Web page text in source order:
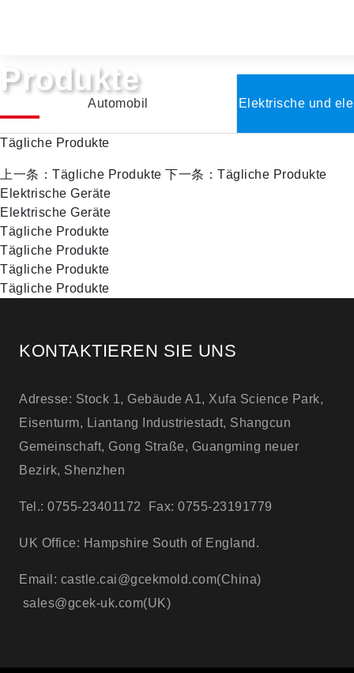
Produkte
Automobil Elektrische und
Tägliche Produkte
上一条：Tägliche Produkte 下一条：Tägliche Produkte
Elektrische Geräte
Elektrische Geräte
Tägliche Produkte
Tägliche Produkte
Tägliche Produkte
Tägliche Produkte
KONTAKTIEREN SIE UNS
Adresse: Stock 1, Gebäude A1, Xufa Science Park,
Eisenturm, Liantang Industriestadt, Shangcun
Gemeinschaft, Gong Straße, Guangming neuer
Bezirk, Shenzhen
Tel.: 0755-23401172 Fax: 0755-23191779
UK Office: Hampshire South of England.
Email: castle.cai@gcekmold.com(China)
sales@gcek-uk.com(UK)